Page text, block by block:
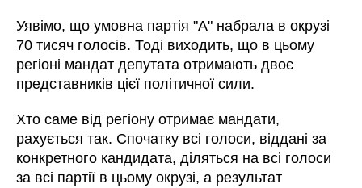
Уявімо, що умовна партія "А" набрала в окрузі
70 тисяч голосів. Тоді виходить, що в цьому
регіоні мандат депутата отримають двоє
представників цієї політичної сили.
Хто саме від регіону отримає мандати,
рахується так. Спочатку всі голоси, віддані за
конкретного кандидата, діляться на всі голоси
за всі партії в цьому окрузі, а результат